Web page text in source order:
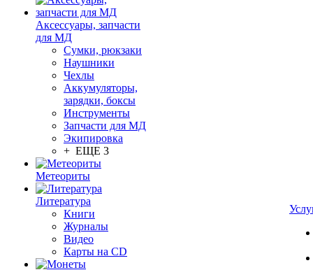
Аксессуары, запчасти
для МД
Сумки, рюкзаки
Наушники
Чехлы
Аккумуляторы,
зарядки, боксы
Инструменты
Запчасти для МД
Экипировка
+ ЕЩЕ 3
Метеориты
Литература
Книги
Журналы
Видео
Карты на CD